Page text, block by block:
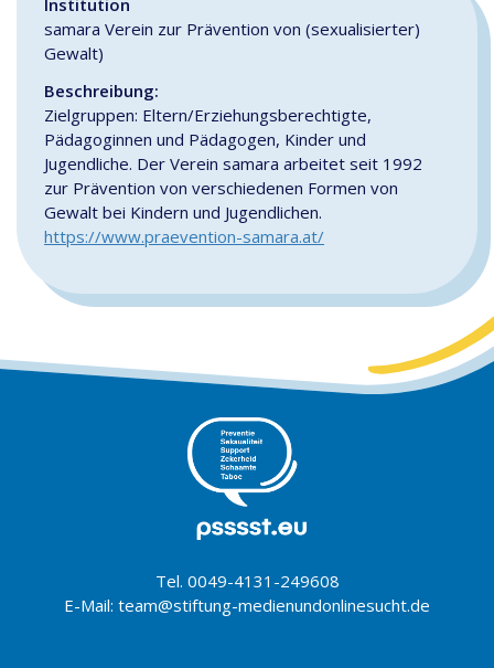
samara Verein zur Prävention von (sexualisierter)
Gewalt)
Beschreibung:
Zielgruppen: Eltern/Erziehungsberechtigte,
Pädagoginnen und Pädagogen, Kinder und
Jugendliche. Der Verein samara arbeitet seit 1992
zur Prävention von verschiedenen Formen von
Gewalt bei Kindern und Jugendlichen.
https://www.praevention-samara.at/
Tel. 0049-4131-249608
E-Mail: team@stiftung-medienundonlinesucht.de